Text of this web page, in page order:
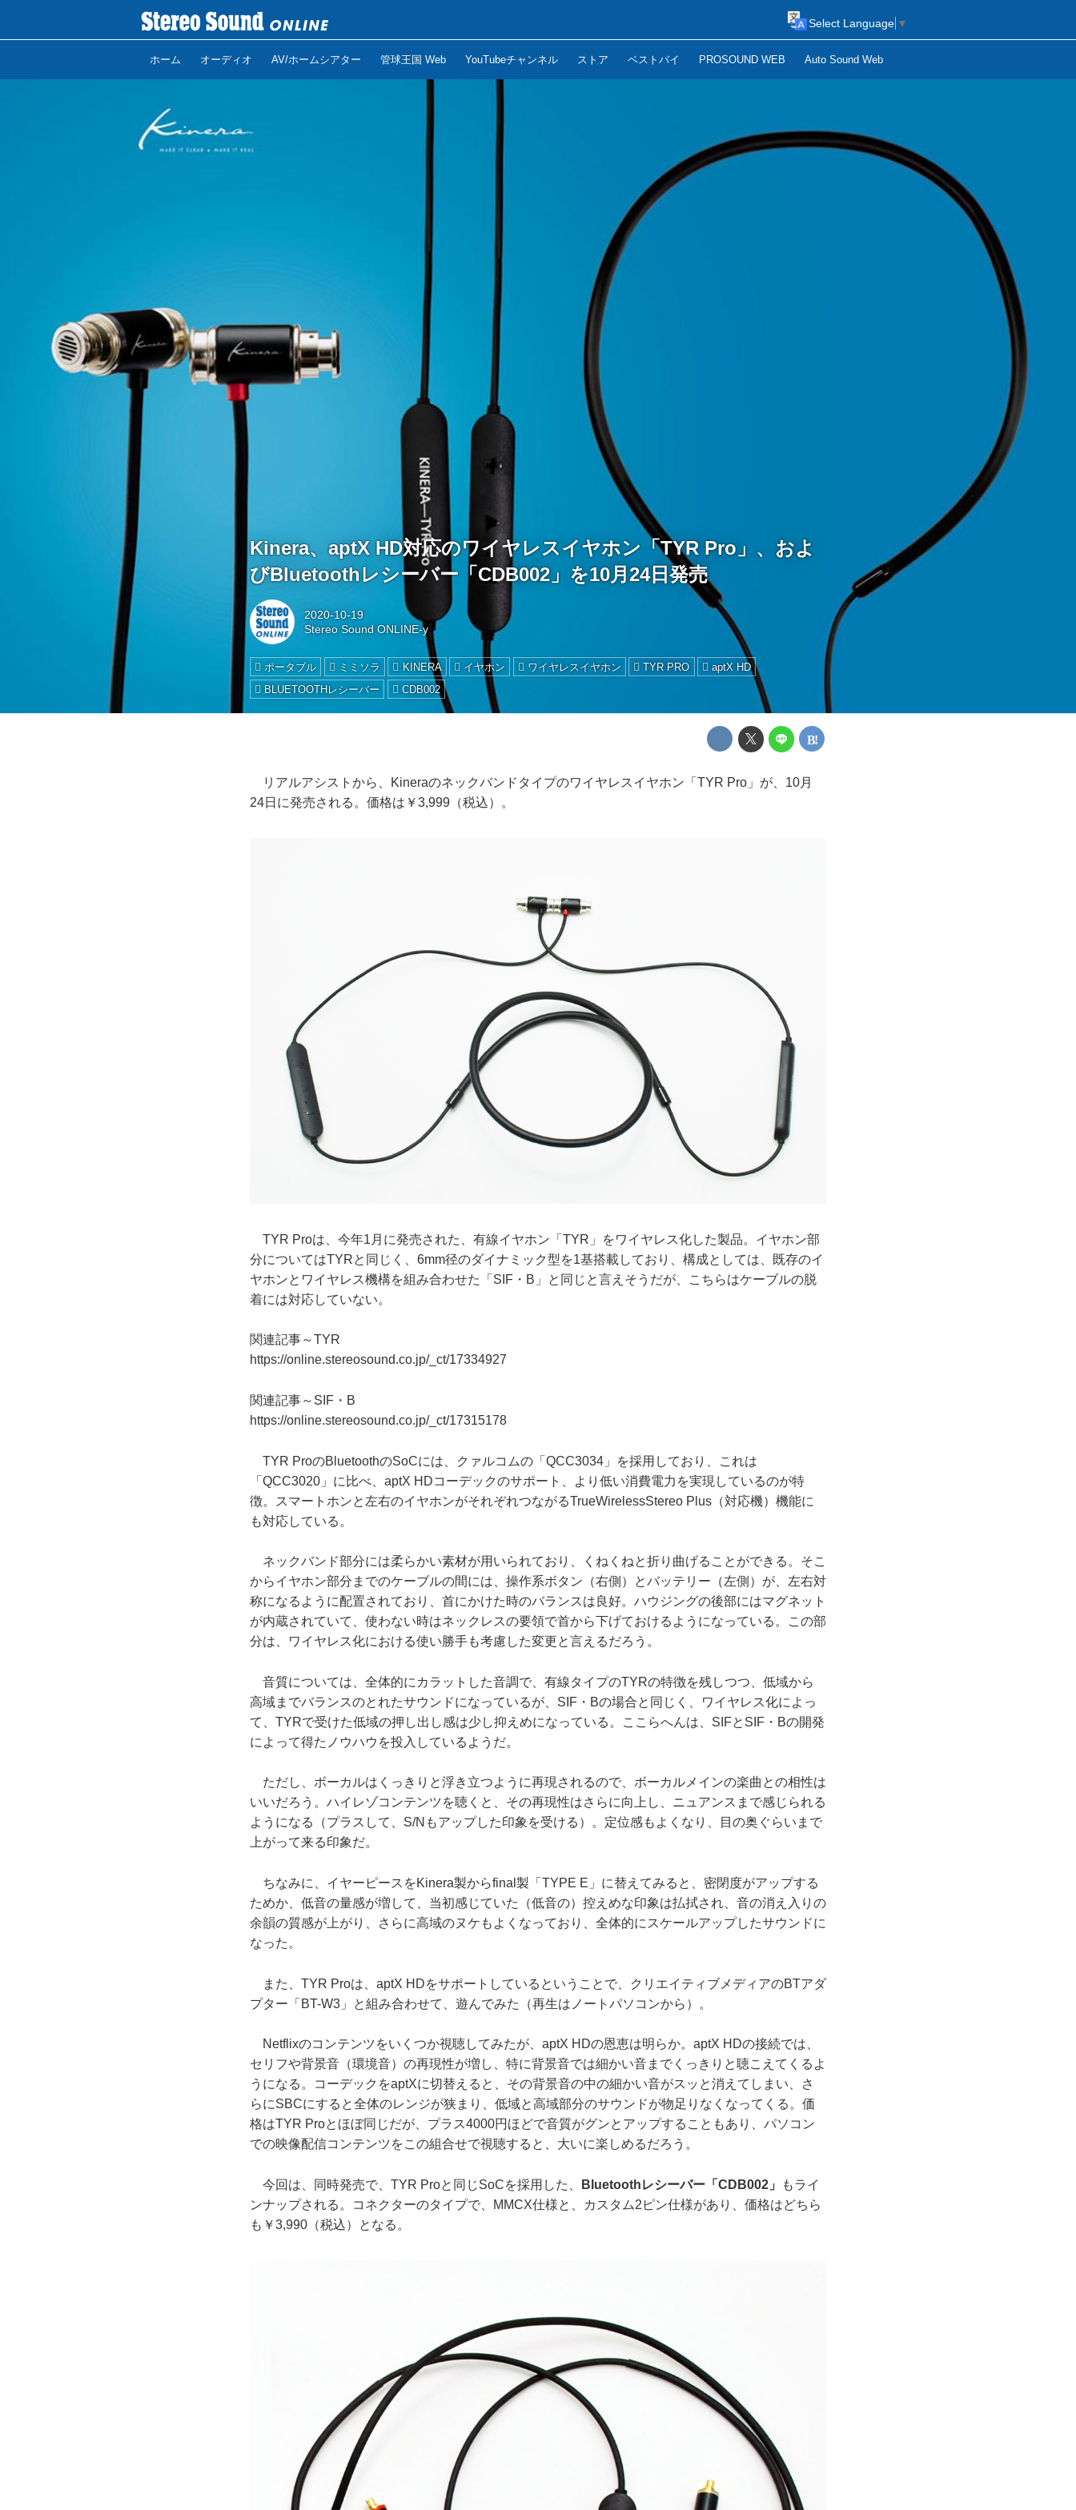
ホーム オーディオ AV/ホームシアター 管球王国 Web YouTubeチャンネル ストア ベストバイ PROSOUND WEB Auto Sound Web
Select Language ▼
Kinera、aptX HD対応のワイヤレスイヤホン「TYR Pro」、およ
びBluetoothレシーバー「CDB002」を10月24日発売
2020-10-19
Stereo Sound ONLINE-y
ポータブル ミミソラ KINERA イヤホン ワイヤレスイヤホン TYR PRO
aptX HD
BLUETOOTHレシーバー
CDB002
リアルアシストから、Kineraのネックバンドタイプのワイヤレスイヤホン「TYR Pro」が、10月
24日に発売される。価格は￥3,999（税込）。
TYR Proは、今年1月に発売された、有線イヤホン「TYR」をワイヤレス化した製品。イヤホン部
分についてはTYRと同じく、6mm径のダイナミック型を1基搭載しており、構成としては、既存のイ
ヤホンとワイヤレス機構を組み合わせた「SIF・B」と同じと言えそうだが、こちらはケーブルの脱
着には対応していない。
関連記事～TYR
https://online.stereosound.co.jp/_ct/17334927
関連記事～SIF・B
https://online.stereosound.co.jp/_ct/17315178
TYR ProのBluetoothのSoCには、クァルコムの「QCC3034」を採用しており、これは
「QCC3020」に比べ、aptX HDコーデックのサポート、より低い消費電力を実現しているのが特
徴。スマートホンと左右のイヤホンがそれぞれつながるTrueWirelessStereo Plus（対応機）機能に
も対応している。
ネックバンド部分には柔らかい素材が用いられており、くねくねと折り曲げることができる。そこ
からイヤホン部分までのケーブルの間には、操作系ボタン（右側）とバッテリー（左側）が、左右対
称になるように配置されており、首にかけた時のバランスは良好。ハウジングの後部にはマグネット
が内蔵されていて、使わない時はネックレスの要領で首から下げておけるようになっている。この部
分は、ワイヤレス化における使い勝手も考慮した変更と言えるだろう。
音質については、全体的にカラットした音調で、有線タイプのTYRの特徴を残しつつ、低域から
高域までバランスのとれたサウンドになっているが、SIF・Bの場合と同じく、ワイヤレス化によっ
て、TYRで受けた低域の押し出し感は少し抑えめになっている。ここらへんは、SIFとSIF・Bの開発
によって得たノウハウを投入しているようだ。
ただし、ボーカルはくっきりと浮き立つように再現されるので、ボーカルメインの楽曲との相性は
いいだろう。ハイレゾコンテンツを聴くと、その再現性はさらに向上し、ニュアンスまで感じられる
ようになる（プラスして、S/Nもアップした印象を受ける）。定位感もよくなり、目の奥ぐらいまで
上がって来る印象だ。
ちなみに、イヤーピースをKinera製からfinal製「TYPE E」に替えてみると、密閉度がアップする
ためか、低音の量感が増して、当初感じていた（低音の）控えめな印象は払拭され、音の消え入りの
余韻の質感が上がり、さらに高域のヌケもよくなっており、全体的にスケールアップしたサウンドに
なった。
また、TYR Proは、aptX HDをサポートしているということで、クリエイティブメディアのBTアダ
プター「BT-W3」と組み合わせて、遊んでみた（再生はノートパソコンから）。
Netflixのコンテンツをいくつか視聴してみたが、aptX HDの恩恵は明らか。aptX HDの接続では、
セリフや背景音（環境音）の再現性が増し、特に背景音では細かい音までくっきりと聴こえてくるよ
うになる。コーデックをaptXに切替えると、その背景音の中の細かい音がスッと消えてしまい、さ
らにSBCにすると全体のレンジが狭まり、低域と高域部分のサウンドが物足りなくなってくる。価
格はTYR Proとほぼ同じだが、プラス4000円ほどで音質がグンとアップすることもあり、パソコン
での映像配信コンテンツをこの組合せで視聴すると、大いに楽しめるだろう。
今回は、同時発売で、TYR Proと同じSoCを採用した、 Bluetoothレシーバー「CDB002」
もライ
ンナップされる。コネクターのタイプで、MMCX仕様と、カスタム2ピン仕様があり、価格はどちら
も￥3,990（税込）となる。